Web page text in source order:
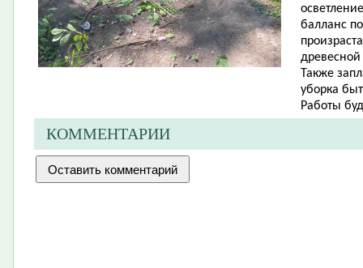
балланс
древесной
Также
уборка
Работы
КОММЕНТАРИИ